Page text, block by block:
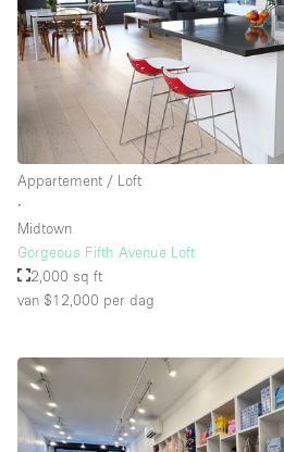
Whitebox / Minimaal
Verdieping/Toegang:
Souterrain
Begane grond tuin
Winkelcentrum
Terras
Appartement / Loft
∙
Midtown
Gorgeous Fifth Avenue Loft
2,000 sq ft
van $12,000 per dag